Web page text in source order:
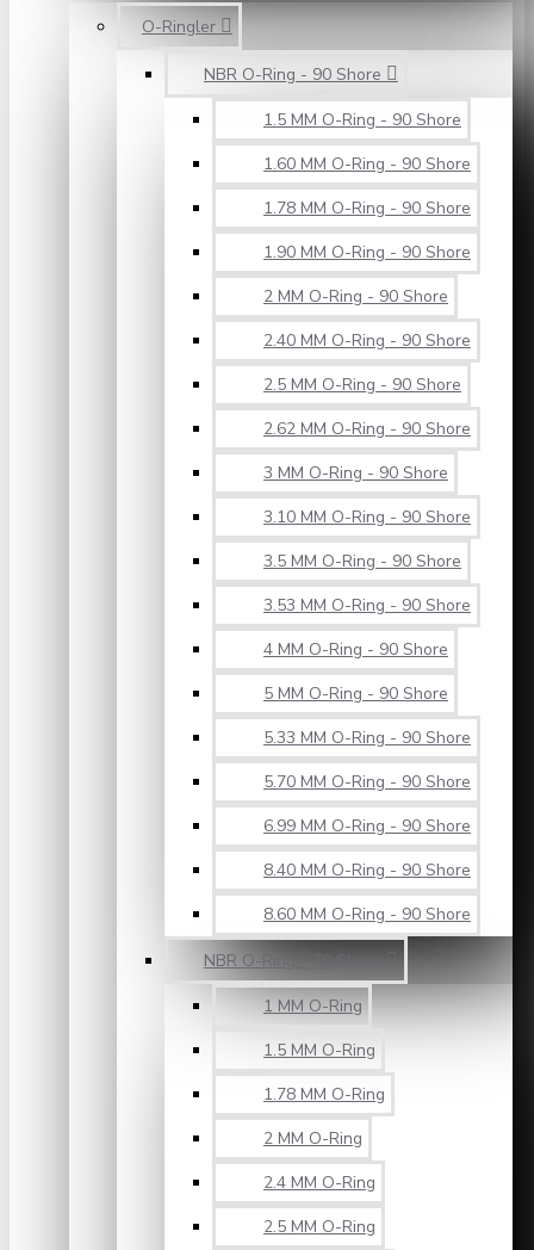
O-Ringler
NBR O-Ring - 90 Shore
1.5 MM O-Ring - 90 Shore
1.60 MM O-Ring - 90 Shore
1.78 MM O-Ring - 90 Shore
1.90 MM O-Ring - 90 Shore
2 MM O-Ring - 90 Shore
2.40 MM O-Ring - 90 Shore
2.5 MM O-Ring - 90 Shore
2.62 MM O-Ring - 90 Shore
3 MM O-Ring - 90 Shore
3.10 MM O-Ring - 90 Shore
3.5 MM O-Ring - 90 Shore
3.53 MM O-Ring - 90 Shore
4 MM O-Ring - 90 Shore
5 MM O-Ring - 90 Shore
5.33 MM O-Ring - 90 Shore
5.70 MM O-Ring - 90 Shore
6.99 MM O-Ring - 90 Shore
8.40 MM O-Ring - 90 Shore
8.60 MM O-Ring - 90 Shore
NBR O-Ring - 70 Shore
1 MM O-Ring
1.5 MM O-Ring
1.78 MM O-Ring
2 MM O-Ring
2.4 MM O-Ring
2.5 MM O-Ring